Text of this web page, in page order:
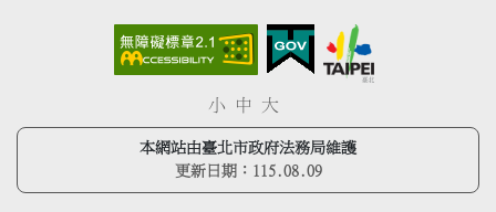
小 中 大
本網站由臺北市政府法務局維護
更新日期： 115.08.09